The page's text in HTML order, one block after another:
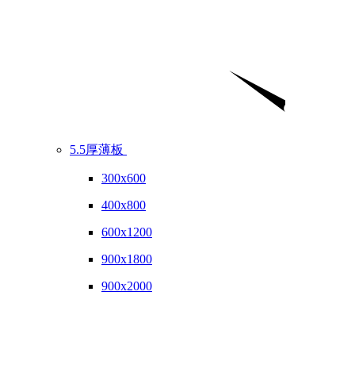
5.5厚薄板
300x600
400x800
600x1200
900x1800
900x2000